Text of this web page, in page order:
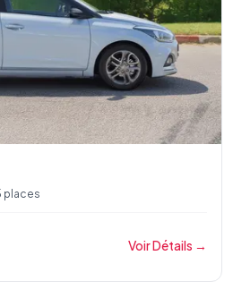
places
Voir Détails →